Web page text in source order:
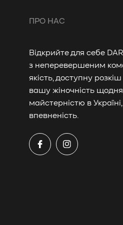
ПРО НАС
Відкрийте для себе
з неперевершеним
якість, доступну
вашу жіночність
майстерністю в
впевненість.